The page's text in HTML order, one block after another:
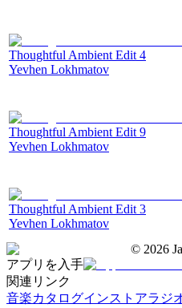
Thoughtful Ambient Edit 4
Yevhen Lokhmatov
Thoughtful Ambient Edit 9
Yevhen Lokhmatov
Thoughtful Ambient Edit 3
Yevhen Lokhmatov
© 2026
アプリを入手
関連リンク
音楽カタログインストアラジ